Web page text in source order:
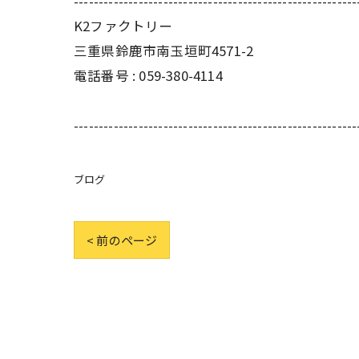
K2ファクトリー
三重県鈴鹿市南玉垣町4571-2
電話番号 : 059-380-4114
ブログ
< 前のページ